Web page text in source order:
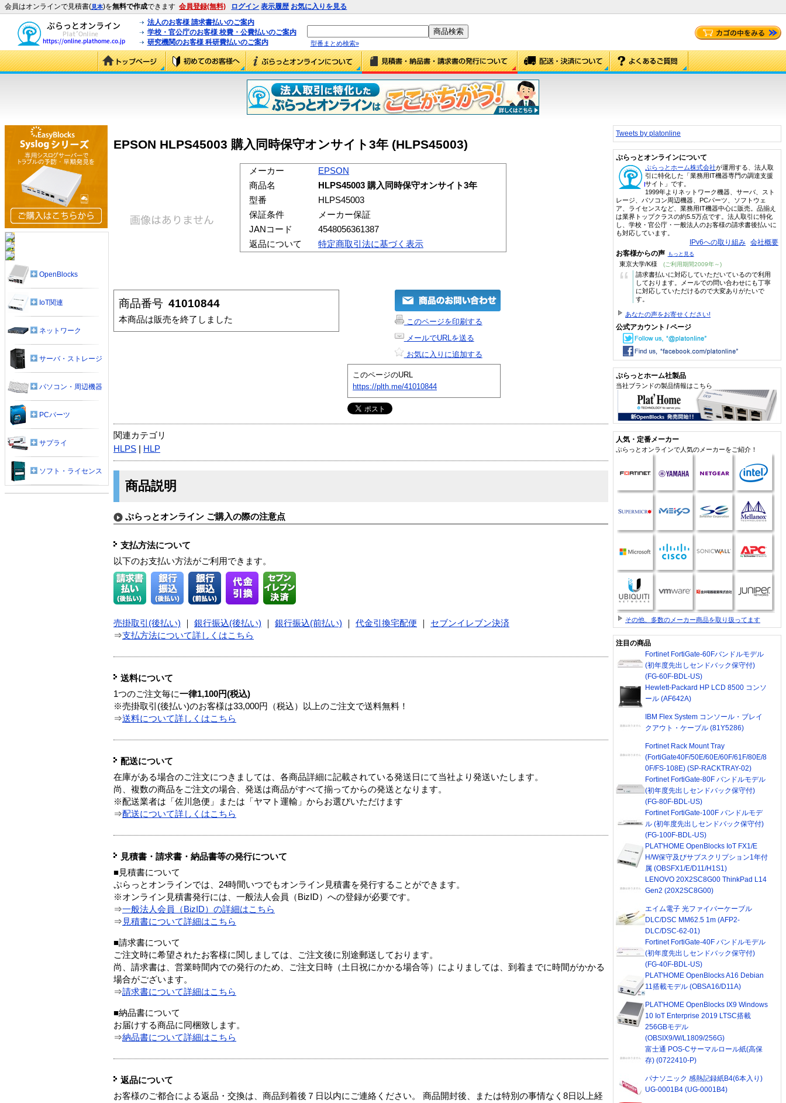
会員はオンラインで見積書(見本)を無料で作成できます 会員登録(無料) ログイン 表示履歴 お気に入りを見る
法人のお客様 請求書払いのご案内
学校・官公庁のお客様 校費・公費払いのご案内
研究機関のお客様 科研費払いのご案内
型番まとめ検索»
EPSON HLPS45003 購入同時保守オンサイト3年 (HLPS45003)
メーカー
EPSON
商品名
HLPS45003 購入同時保守オンサイト3年
型番
HLPS45003
保証条件
メーカー保証
JANコード
4548056361387
返品について
特定商取引法に基づく表示
商品番号 41010844
本商品は販売を終了しました
このページを印刷する
メールでURLを送る
お気に入りに追加する
このページのURL
https://plth.me/41010844
関連カテゴリ
HLPS
HLP
商品説明
ぷらっとオンライン ご購入の際の注意点
支払方法について
以下のお支払い方法がご利用できます。
売掛取引(後払い) 銀行振込(後払い) 銀行振込(前払い) 代金引換宅配便
セブンイレブン決済
⇒支払方法について詳しくはこちら
送料について
1つのご注文毎に一律1,100円(税込)
※売掛取引(後払い)のお客様は33,000円（税込）以上のご注文で送料無料！
⇒送料について詳しくはこちら
配送について
在庫がある場合のご注文につきましては、各商品詳細に記載されている発送日にて当社より発送いたします。
尚、複数の商品をご注文の場合、発送は商品がすべて揃ってからの発送となります。
※配送業者は「佐川急便」または「ヤマト運輸」からお選びいただけます
⇒配送について詳しくはこちら
見積書・請求書・納品書等の発行について
■見積書について
ぷらっとオンラインでは、24時間いつでもオンライン見積書を発行することができます。
※オンライン見積書発行には、一般法人会員（BizID）への登録が必要です。
⇒一般法人会員（BizID）の詳細はこちら
⇒ 見積書について詳細はこちら
■請求書について
ご注文時に希望されたお客様に関しましては、ご注文後に別途郵送しております。
尚、請求書は、営業時間内での発行のため、ご注文日時（土日祝にかかる場合等）によりましては、到着までに時間がかかる
場合がございます。
⇒請求書について詳細はこちら
■納品書について
お届けする商品に同梱致します。
⇒納品書について詳細はこちら
返品について
お客様のご都合による返品・交換は、商品到着後７日以内にご連絡ください。 商品開封後、または特別の事情なく8日以上経
OpenBlocks
IoT関連
ネットワーク
サーバ・ストレージ
パソコン・周辺機器
PCパーツ
サプライ
ソフト・ライセンス
Tweets by platonline
ぷらっとオンラインについて
ぷらっとホーム株式会社が運用する、法人取
引に特化した「業務用IT機器専門の調達支援
サイト」です。
1999年よりネットワーク機器、サーバ、スト
レージ、パソコン周辺機器、PCパーツ、ソフトウェ
ア、ライセンスなど、業務用IT機器中心に販売。品揃え
は業界トップクラスの約5.5万点です。法人取引に特化
し、学校・官公庁・一般法人のお客様の請求書後払いに
も対応しています。
IPv6への取り組み 会社概要
お客様からの声 もっと見る
東京大学/K様 (ご利用期間2009年～)
“
請求書払いに対応していただいているので利用
しております。メールでの問い合わせにも丁寧
に対応していただけるので大変ありがたいで
す。
あなたの声をお寄せください!
公式アカウント / ページ
ぷらっとホーム社製品
当社ブランドの製品情報はこちら
人気・定番メーカー
ぷらっとオンラインで人気のメーカーをご紹介！
その他、多数のメーカー商品を取り扱ってます
注目の商品
Fortinet FortiGate-60Fバンドルモデル
(初年度先出しセンドバック保守付)
(FG-60F-BDL-US)
Hewlett-Packard HP LCD 8500 コンソ
ール (AF642A)
IBM Flex System コンソール・ブレイ
クアウト・ケーブル (81Y5286)
Fortinet Rack Mount Tray
(FortiGate40F/50E/60E/60F/61F/80E/8
0F/FS-108E) (SP-RACKTRAY-02)
Fortinet FortiGate-80F バンドルモデル
(初年度先出しセンドバック保守付)
(FG-80F-BDL-US)
Fortinet FortiGate-100F バンドルモデ
ル (初年度先出しセンドバック保守付)
(FG-100F-BDL-US)
PLAT'HOME OpenBlocks IoT FX1/E
H/W保守及びサブスクリプション1年付
属 (OBSFX1/E/D11/H1S1)
LENOVO 20X2SC8G00 ThinkPad L14
Gen2 (20X2SC8G00)
エイム電子 光ファイバーケーブル
DLC/DSC MM62.5 1m (AFP2-
DLC/DSC-62-01)
Fortinet FortiGate-40F バンドルモデル
(初年度先出しセンドバック保守付)
(FG-40F-BDL-US)
PLAT'HOME OpenBlocks A16 Debian
11搭載モデル (OBSA16/D11A)
PLAT'HOME OpenBlocks IX9 Windows
10 IoT Enterprise 2019 LTSC搭載
256GBモデル
(OBSIX9/W/L1809/256G)
富士通 POS-Cサーマルロール紙(高保
存) (0722410-P)
パナソニック 感熱記録紙B4(6本入り)
UG-0001B4 (UG-0001B4)